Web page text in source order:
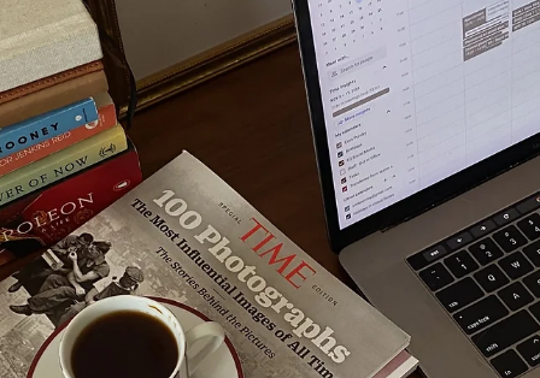
24 juin 2024
Couverture de livre
Le VRAI rôle d'une couverture de livre
Aujourd'hui, nous allons revenir à l'essentiel et découvrir quel est le vrai rôle
d'une couverture de livre.